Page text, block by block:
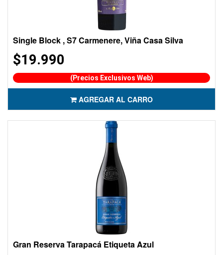
Single Block , S7 Carmenere, Viña Casa Silva
$19.990
(Precios Exclusivos Web)
AGREGAR AL CARRO
Gran Reserva Tarapacá Etiqueta Azul